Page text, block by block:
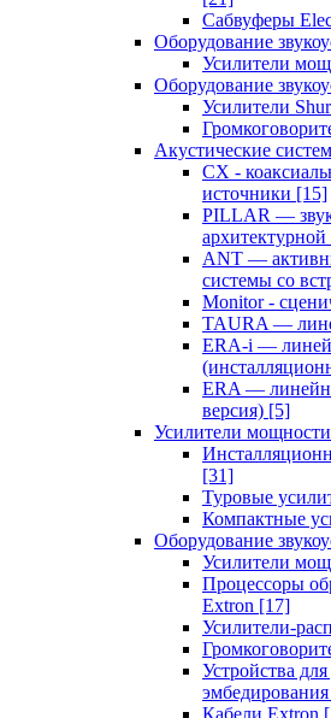
Сабвуферы
Оборудование
Усилители
Оборудование
Усилители
Акустические
CX -
источники [15]
PILLAR —
ANT —
системы со
Monitor -
TAURA —
ERA-i —
ERA —
версия) [5]
Усилители
[31]
Туровые
Компактные
Оборудование
Усилители
Процессоры
Extron [17]
Усилители-
Устройства
Кабели Extron